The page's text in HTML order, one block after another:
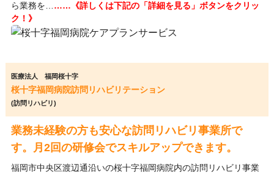
ら業務を… ……《詳しくは下記の「詳細を見る」ボタンをクリッ
ク！》
医療法人 福岡桜十字
桜十字福岡病院訪問リハビリテーション
(訪問リハビリ)
業務未経験の方も安心な訪問リハビリ事業所で
す。月2回の研修会でスキルアップできます。
福岡市中央区渡辺通沿いの桜十字福岡病院内の訪問リハビリ事業